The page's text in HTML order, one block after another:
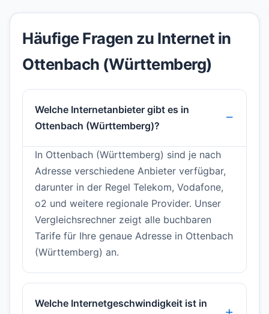
Häufige Fragen zu Internet in
Ottenbach (Württemberg)
Welche Internetanbieter gibt es in
Ottenbach (Württemberg)?
In Ottenbach (Württemberg) sind je nach
Adresse verschiedene Anbieter verfügbar,
darunter in der Regel Telekom, Vodafone,
o2 und weitere regionale Provider. Unser
Vergleichsrechner zeigt alle buchbaren
Tarife für Ihre genaue Adresse in Ottenbach
(Württemberg) an.
Welche Internetgeschwindigkeit ist in